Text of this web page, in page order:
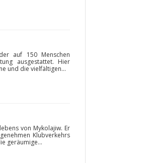
auf 150 Menschen
ausgestattet. Hier
und die vielfältigen...
von Mykolajiw. Er
Klubverkehrs
geräumige...